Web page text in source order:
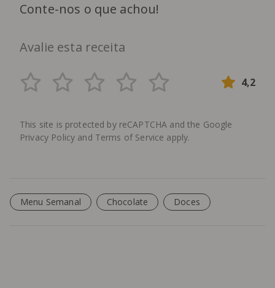
Conte-nos o que achou!
Avalie esta receita
4,2
This site is protected by reCAPTCHA and the Google
Privacy Policy and Terms of Service apply.
Menu Semanal Chocolate Doces